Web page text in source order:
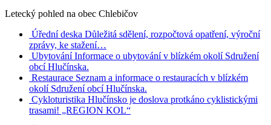
Letecký pohled na obec Chlebičov
Úřední deska Důležitá sdělení, rozpočtová opatření, výroční
zprávy, ke stažení…
Ubytování Informace o ubytování v blízkém okolí Sdružení
obcí Hlučínska.
Restaurace Seznam a informace o restauracích v blízkém
okolí Sdružení obcí Hlučínska.
Cykloturistika Hlučínsko je doslova protkáno cyklistickými
trasami! „REGION KOL“